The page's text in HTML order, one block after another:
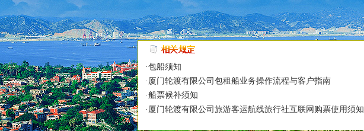
·包船须知
·厦门轮渡有限公司包租船业务操作流程与客户指南
·船票候补须知
·厦门轮渡有限公司旅游客运航线旅行社互联网购票使用须知